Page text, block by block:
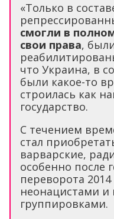
«Только в
смогли в
свои права,
что Украина, в
были какое-то
строилась как
государство.
С течением
стал
варварские,
особенно после
переворота
неонацистами и
группировками.